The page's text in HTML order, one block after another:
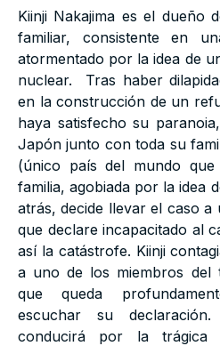
Kiinji Nakajima es el dueño
familiar, consistente en
atormentado por la idea de
nuclear. Tras haber
en la construcción de un
haya satisfecho su
Japón junto con toda su
(único país del mundo
familia, agobiada por la idea
atrás, decide llevar el caso
que declare incapacitado al
así la catástrofe. Kiinji
a uno de los miembros del
que queda
escuchar su
conducirá por la trágica